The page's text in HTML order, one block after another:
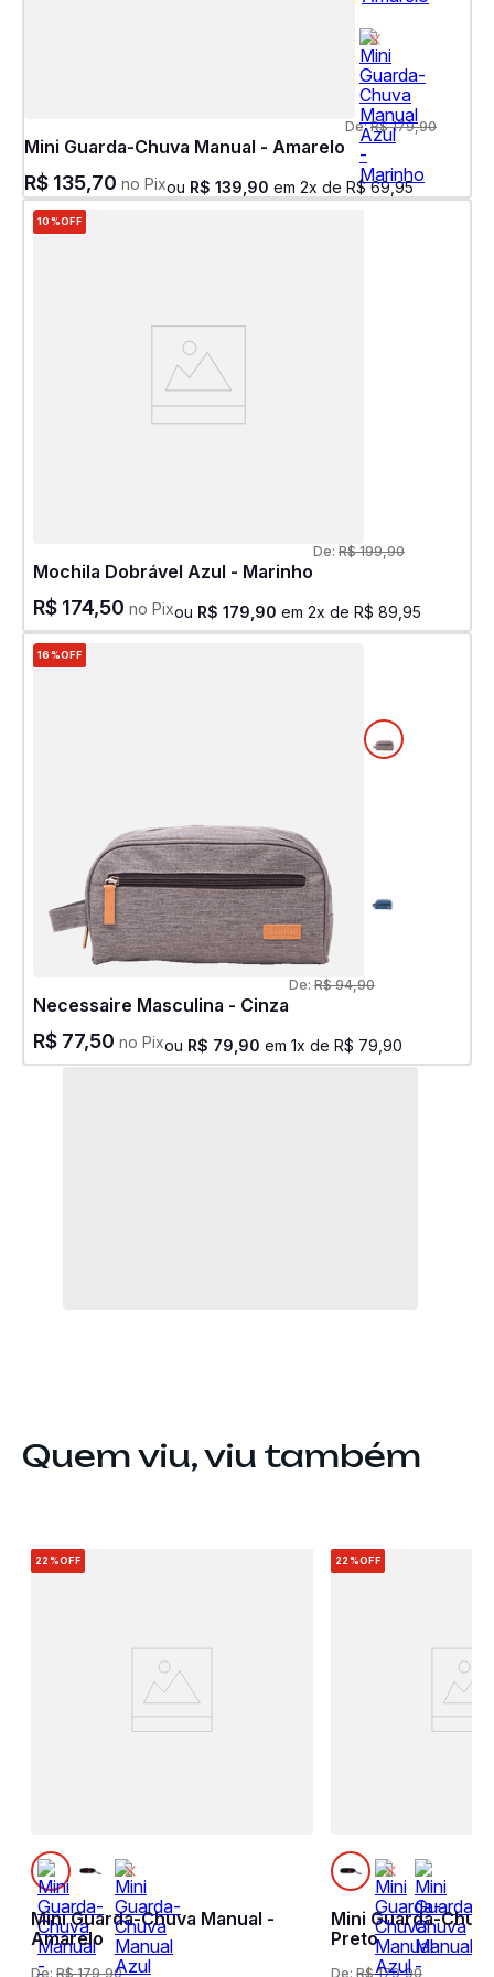
Mini Guarda-Chuva Manual - Amarelo
De:R$ 179,90
R$ 135,70 no Pixou R$ 139 90 em 2x de R$ 69,95
10%OFF
Mochila Dobrável Azul - Marinho
De: R$ 199,90
R$ 174,50 no Pixou R$ 179 90 em 2x de R$ 89 95
16%OFF
Necessaire Masculina - Cinza
De: R$ 94,90
R$ 77,50 no Pixou R$ 79 90 em 1x de R$ 79 90
Quem viu, viu também
22%OFF
Mini Guarda-Chuva Manual -
Amarelo
De: R$ 179,90
22%OFF
Mini Guarda-
Preto
De: R$ 179,90